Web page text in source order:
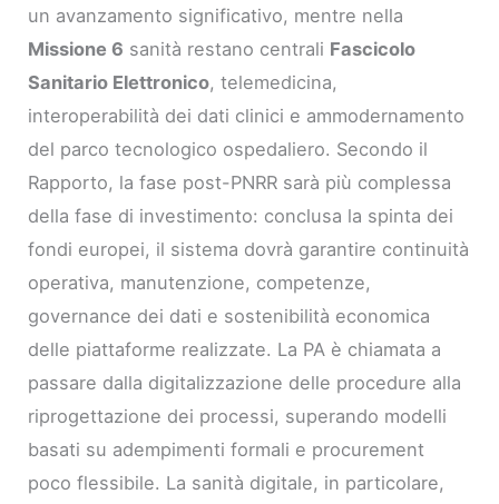
un avanzamento significativo, mentre nella
Missione 6 sanità restano centrali Fascicolo
Sanitario Elettronico, telemedicina,
interoperabilità dei dati clinici e ammodernamento
del parco tecnologico ospedaliero. Secondo il
Rapporto, la fase post-PNRR sarà più complessa
della fase di investimento: conclusa la spinta dei
fondi europei, il sistema dovrà garantire continuità
operativa, manutenzione, competenze,
governance dei dati e sostenibilità economica
delle piattaforme realizzate. La PA è chiamata a
passare dalla digitalizzazione delle procedure alla
riprogettazione dei processi, superando modelli
basati su adempimenti formali e procurement
poco flessibile. La sanità digitale, in particolare,